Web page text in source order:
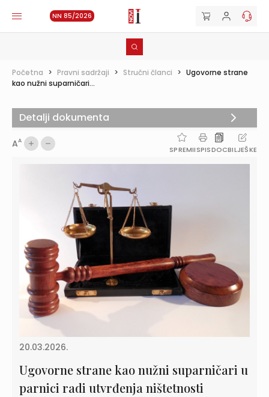
NN 85/2026
Početna > Pravni sadržaji > Stručni članci > Ugovorne strane
kao nužni suparničari...
AA
SPREMIISPISDOCBILJEŠKE
20.03.2026.
Ugovorne strane kao nužni suparničari u
parnici radi utvrđenja ništetnosti
Detalji dokumenta